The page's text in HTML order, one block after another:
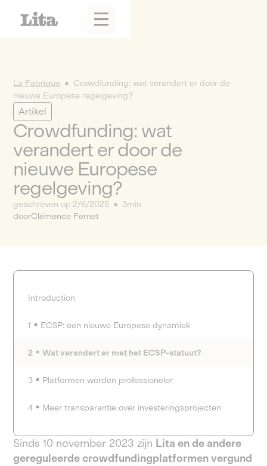
La Fabrique
Crowdfunding: wat verandert er door de
nieuwe Europese regelgeving?
Artikel
Crowdfunding: wat
verandert er door de
nieuwe Europese
regelgeving?
geschreven op 2/6/2025
3min
doorClémence Fernet
Introduction
1 ECSP: een nieuwe Europese dynamiek
2 Wat verandert er met het ECSP-statuut?
3 Platformen worden professioneler
4 Meer transparantie over investeringsprojecten
Sinds 10 november 2023 zijn Lita en de andere
gereguleerde crowdfundingplatformen vergund